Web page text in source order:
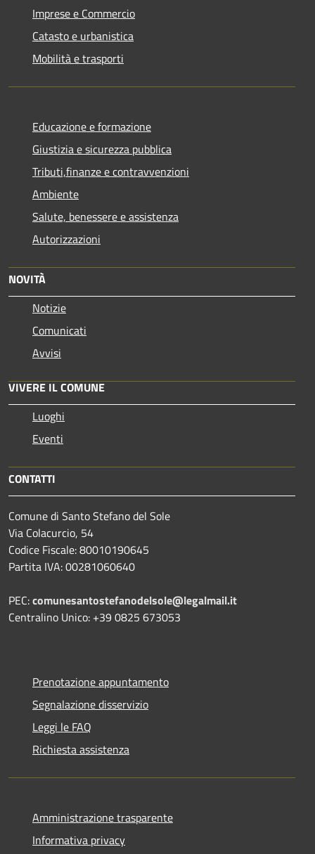
Imprese e Commercio
Catasto e urbanistica
Mobilità e trasporti
Educazione e formazione
Giustizia e sicurezza pubblica
Tributi,finanze e contravvenzioni
Ambiente
Salute, benessere e assistenza
Autorizzazioni
NOVITÀ
Notizie
Comunicati
Avvisi
VIVERE IL COMUNE
Luoghi
Eventi
CONTATTI
Comune di Santo Stefano del Sole
Via Colacurcio, 54
Codice Fiscale: 80010190645
Partita IVA: 00281060640
PEC:comunesantostefanodelsole@legalmail.it
Centralino Unico: +39 0825 673053
Prenotazione appuntamento
Segnalazione disservizio
Leggi le FAQ
Richiesta assistenza
Amministrazione trasparente
Informativa privacy